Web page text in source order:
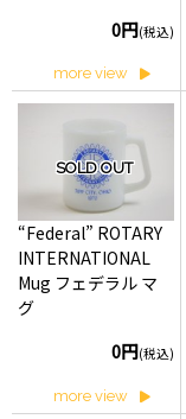
0円(税込)
more view
SOLD OUT
“Federal” ROTARY
INTERNATIONAL
Mug フェデラル マ
グ
0円(税込)
more view